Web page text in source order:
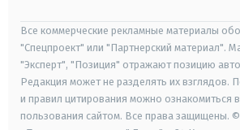
Все коммерческие рекламные материалы
"Спецпроект" или "Партнерский материал".
"Эксперт", "Позиция" отражают позицию
Редакция может не разделять их взглядов.
и правил цитирования можно ознакомиться
пользования сайтом. Все права защищены.